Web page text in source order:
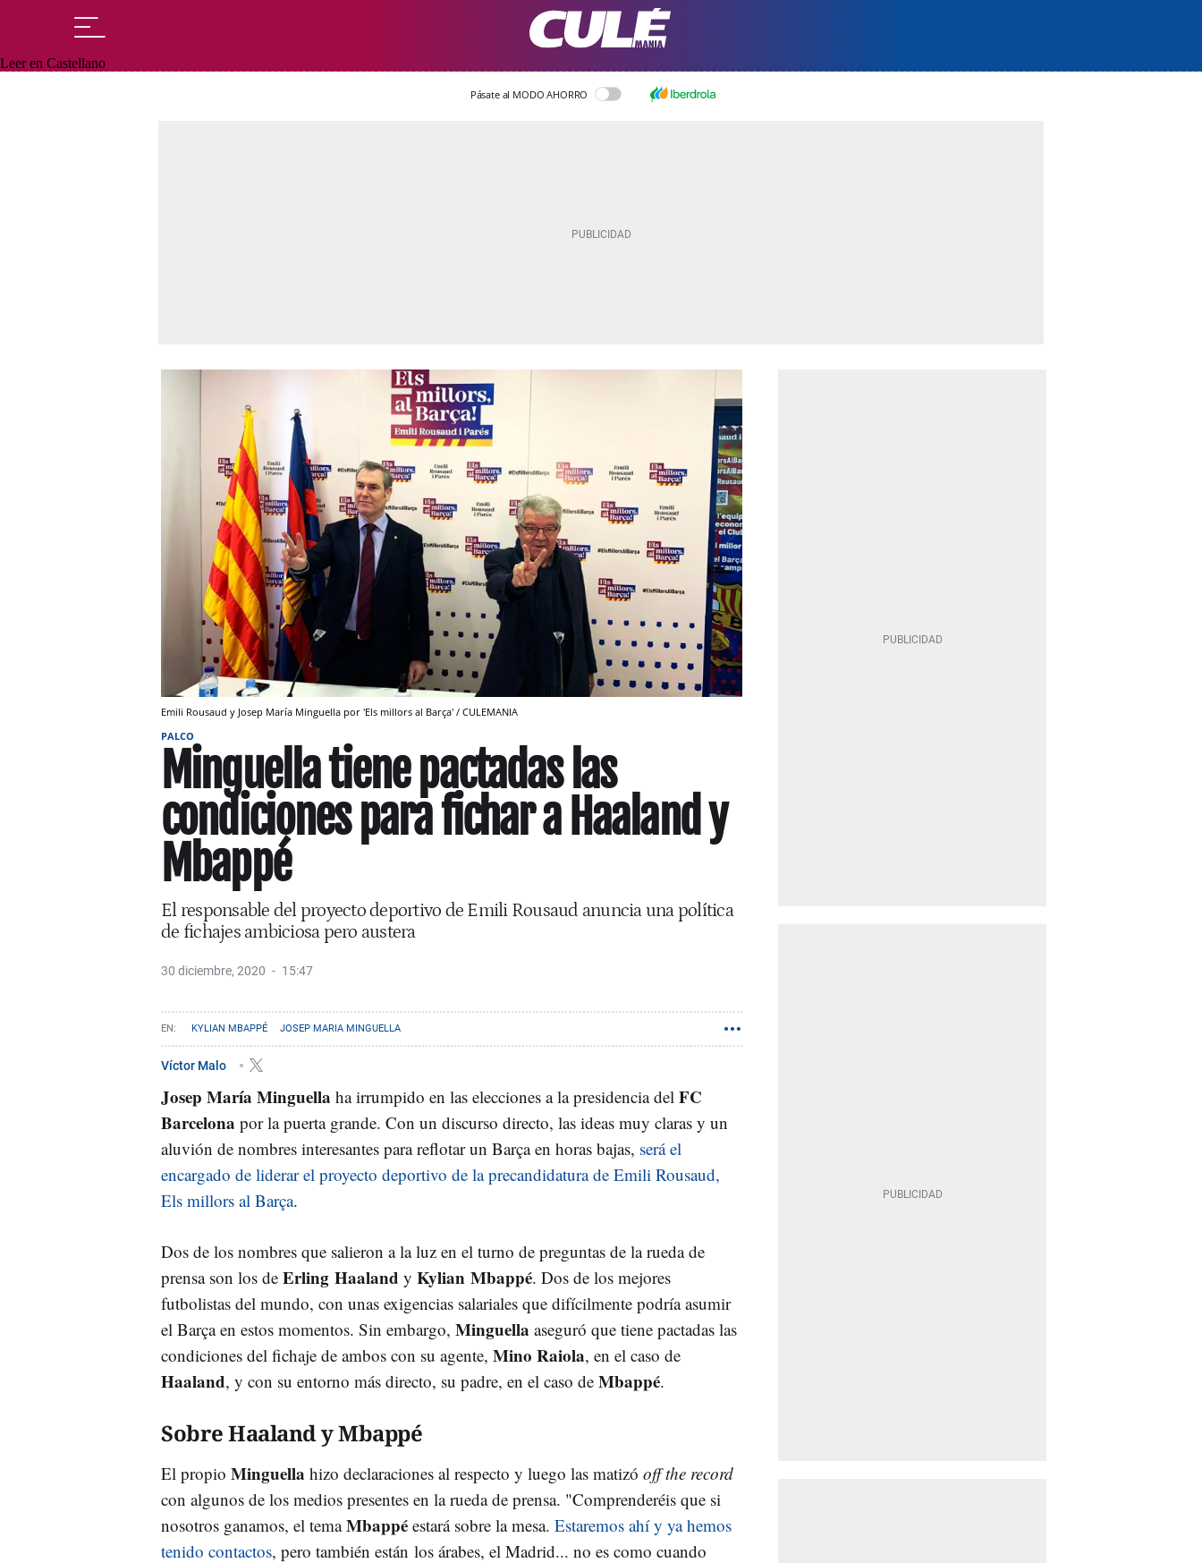
Leer en Castellano
Pásate al MODO AHORRO
Emili Rousaud y Josep María Minguella por 'Els millors al Barça' / CULEMANIA
PALCO
Minguella tiene pactadas las
condiciones para fichar a Haaland y
Mbappé
El responsable del proyecto deportivo de Emili Rousaud anuncia una política
de fichajes ambiciosa pero austera
30 diciembre, 2020 15:47
KYLIAN MBAPPÉ JOSEP MARIA MINGUELLA
Víctor Malo
Josep María Minguella ha irrumpido en las elecciones a la presidencia del FC
Barcelona por la puerta grande. Con un discurso directo, las ideas muy claras y un
aluvión de nombres interesantes para reflotar un Barça en horas bajas, será el
encargado de liderar el proyecto deportivo de la precandidatura de Emili Rousaud,
Els millors al Barça.
Dos de los nombres que salieron a la luz en el turno de preguntas de la rueda de
prensa son los de Erling Haaland y Kylian Mbappé. Dos de los mejores
futbolistas del mundo, con unas exigencias salariales que difícilmente podría asumir
el Barça en estos momentos. Sin embargo, Minguella aseguró que tiene pactadas las
condiciones del fichaje de ambos con su agente, Mino Raiola, en el caso de
Haaland, y con su entorno más directo, su padre, en el caso de Mbappé.
Sobre Haaland y Mbappé
El propio Minguella hizo declaraciones al respecto y luego las matizó off the record
con algunos de los medios presentes en la rueda de prensa. "Comprenderéis que si
nosotros ganamos, el temaMbappé estará sobre la mesa. Estaremos ahí y ya hemos
tenido contactos, pero también están los árabes, el Madrid... no es como cuando